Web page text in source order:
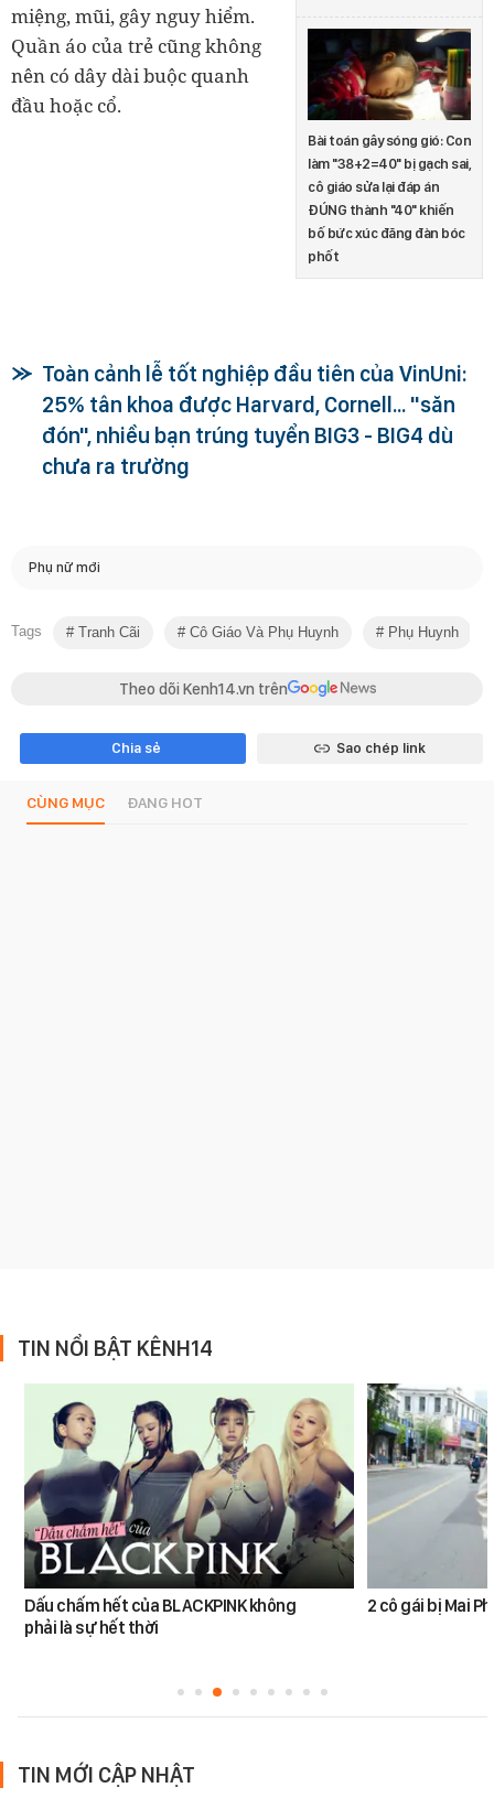
Bài toán gây sóng gió: Con
làm "38+2=40" bị gạch sai,
cô giáo sửa lại đáp án
ĐÚNG thành "40" khiến
bố bức xúc đăng đàn bóc
phốt
miệng, mũi, gây nguy hiểm.
Quần áo của trẻ cũng không
nên có dây dài buộc quanh
đầu hoặc cổ.
Toàn cảnh lễ tốt nghiệp đầu tiên của VinUni:
25% tân khoa được Harvard, Cornell... "săn
đón", nhiều bạn trúng tuyển BIG3 - BIG4 dù
chưa ra trường
Phụ nữ mới
Tags Tranh Cãi Cô Giáo Và Phụ Huynh Phụ Huynh
Theo dõi Kenh14.vn trên
Chia sẻ Sao chép link
CÙNG MỤC ĐANG HOT
TIN NỔI BẬT KÊNH14
Dấu chấm hết của BLACKPINK không
phải là sự hết thời
2 cô gái bị Mai
TIN MỚI CẬP NHẬT